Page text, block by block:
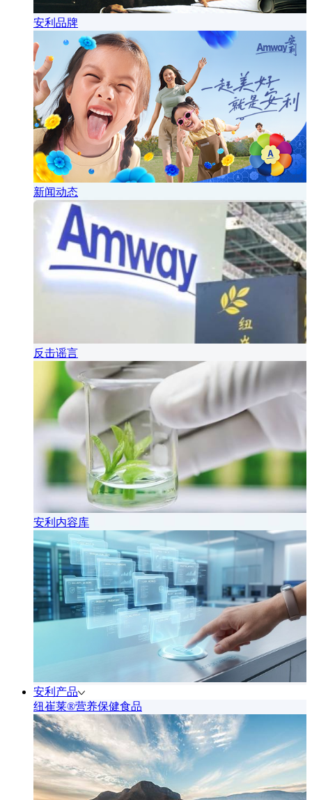
安利品牌
新闻动态
反击谣言
安利内容库
安利产品
纽崔莱®营养保健食品